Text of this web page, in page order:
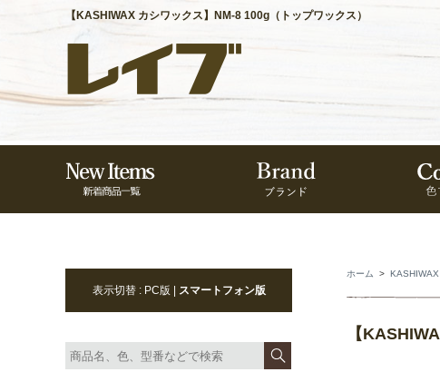
【KASHIWAX カシワックス】NM-8 100g（トップワックス）
ホーム >
【
表示切替 : PC版 | スマートフォン版